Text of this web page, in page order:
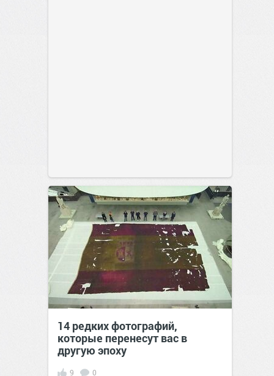
14 редких фотографий,
которые перенесут вас в
другую эпоху
9 0